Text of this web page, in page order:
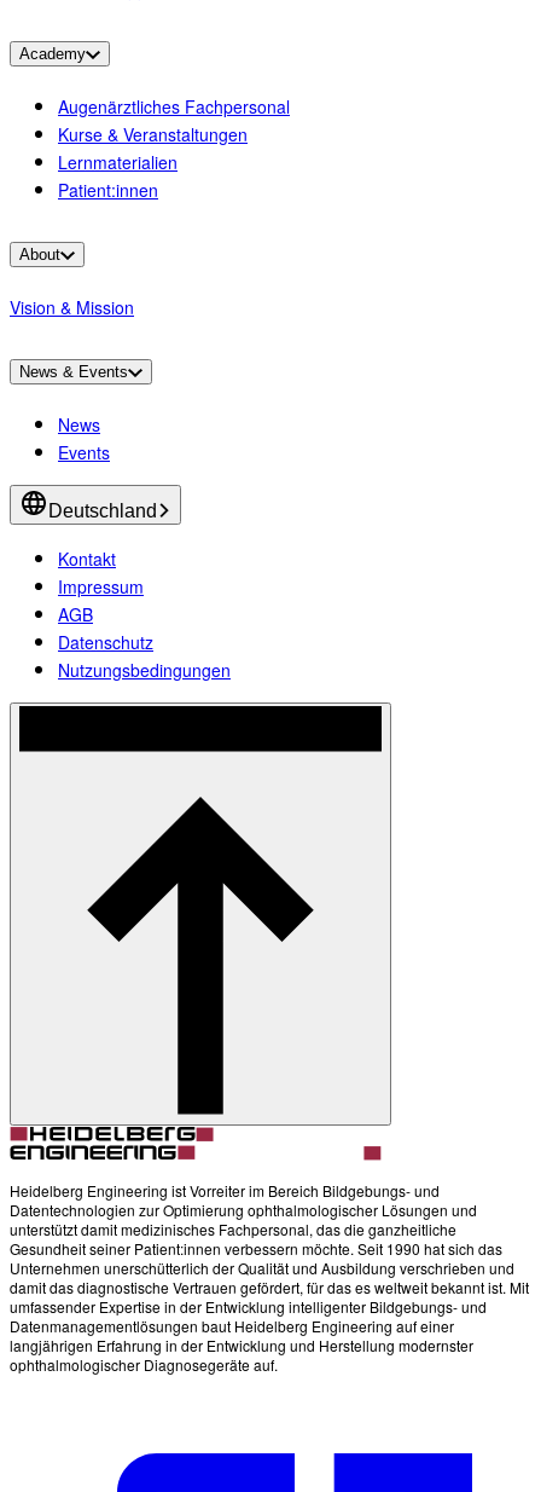
Academy
Augenärztliches Fachpersonal
Kurse & Veranstaltungen
Lernmaterialien
Patient:innen
About
Vision & Mission
News & Events
News
Events
Deutschland
Kontakt
Impressum
AGB
Datenschutz
Nutzungsbedingungen
Heidelberg Engineering ist Vorreiter im Bereich Bildgebungs- und
Datentechnologien zur Optimierung ophthalmologischer Lösungen und
unterstützt damit medizinisches Fachpersonal, das die ganzheitliche
Gesundheit seiner Patient:innen verbessern möchte. Seit 1990 hat sich das
Unternehmen unerschütterlich der Qualität und Ausbildung verschrieben und
damit das diagnostische Vertrauen gefördert, für das es weltweit bekannt ist. Mit
umfassender Expertise in der Entwicklung intelligenter Bildgebungs- und
Datenmanagementlösungen baut Heidelberg Engineering auf einer
langjährigen Erfahrung in der Entwicklung und Herstellung modernster
ophthalmologischer Diagnosegeräte auf.